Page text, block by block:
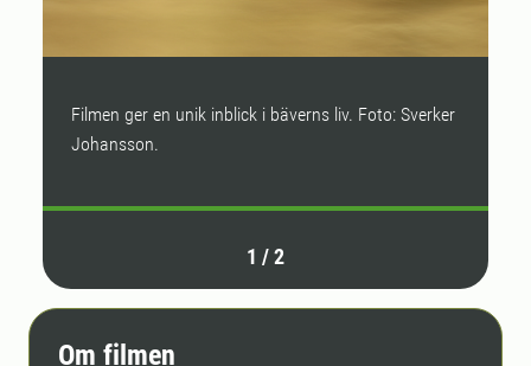
Filmen ger en unik inblick i bäverns liv. Foto: Sverker
Johansson.
1 /2
Om filmen